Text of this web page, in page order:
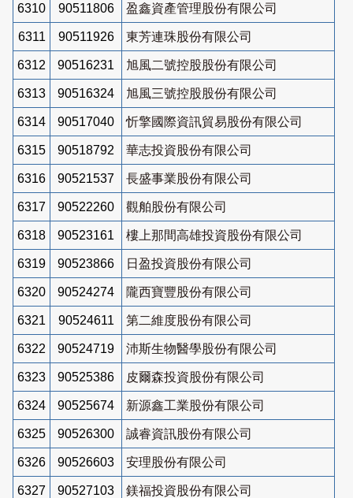
6310 90511806 盈鑫資產管理股份有限公司
6311 90511926 東芳連珠股份有限公司
6312 90516231 旭風二號控股股份有限公司
6313 90516324 旭風三號控股股份有限公司
6314 90517040 忻擎國際資訊貿易股份有限公司
6315 90518792 華志投資股份有限公司
6316 90521537 長盛事業股份有限公司
6317 90522260 觀舶股份有限公司
6318 90523161 樓上那間高雄投資股份有限公司
6319 90523866 日盈投資股份有限公司
6320 90524274 隴西寶豐股份有限公司
6321 90524611 第二維度股份有限公司
6322 90524719 沛斯生物醫學股份有限公司
6323 90525386 皮爾森投資股份有限公司
6324 90525674 新源鑫工業股份有限公司
6325 90526300 誠睿資訊股份有限公司
6326 90526603 安理股份有限公司
6327 90527103 鎂福投資股份有限公司